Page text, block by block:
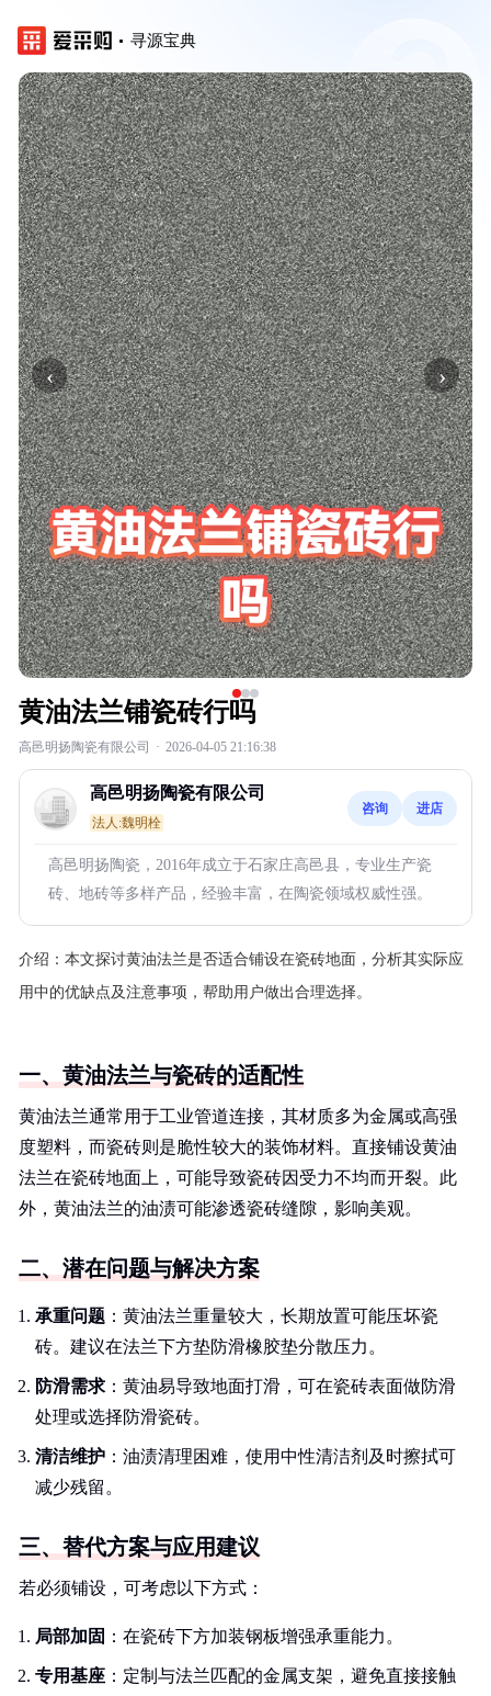
寻源宝典
‹ ›
黄油法兰铺瓷砖行吗
高邑明扬陶瓷有限公司 · 2026-04-05 21:16:38
高邑明扬陶瓷有限公司
法人:魏明栓
咨询 进店
高邑明扬陶瓷，2016年成立于石家庄高邑县，专业生产瓷
砖、地砖等多样产品，经验丰富，在陶瓷领域权威性强。
介绍： 本文探讨黄油法兰是否适合铺设在瓷砖地面，分析其实际应
用中的优缺点及注意事项，帮助用户做出合理选择。
一、黄油法兰与瓷砖的适配性
黄油法兰通常用于工业管道连接，其材质多为金属或高强
度塑料，而瓷砖则是脆性较大的装饰材料。直接铺设黄油
法兰在瓷砖地面上，可能导致瓷砖因受力不均而开裂。此
外，黄油法兰的油渍可能渗透瓷砖缝隙，影响美观。
二、潜在问题与解决方案
承重问题 ：黄油法兰重量较大，长期放置可能压坏瓷
砖。建议在法兰下方垫防滑橡胶垫分散压力。
防滑需求 ：黄油易导致地面打滑，可在瓷砖表面做防滑
处理或选择防滑瓷砖。
清洁维护 ：油渍清理困难，使用中性清洁剂及时擦拭可
减少残留。
三、替代方案与应用建议
若必须铺设，可考虑以下方式：
局部加固 ：在瓷砖下方加装钢板增强承重能力。
专用基座 ：定制与法兰匹配的金属支架，避免直接接触